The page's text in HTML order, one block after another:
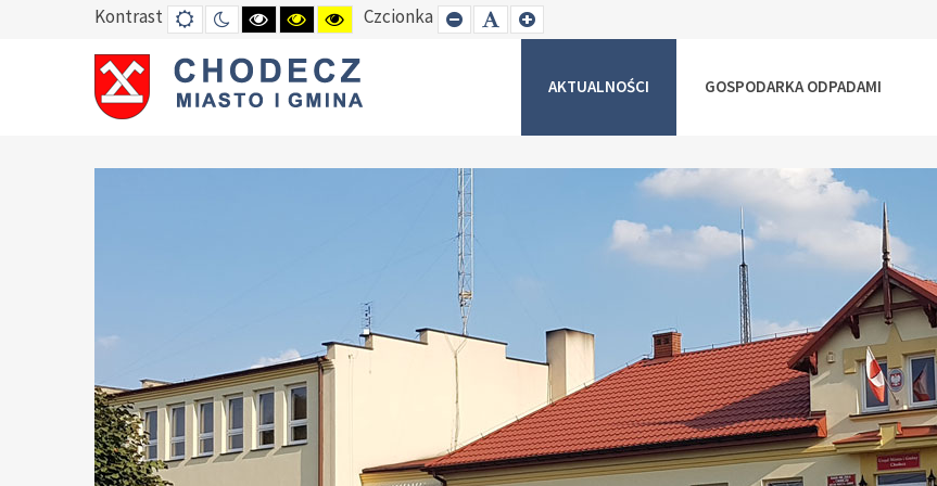
Kontrast DEFAULT
MODE
TRYB
NOCNY
HIGH
CONTRAST
BLACK
WHITE
MODE
HIGH
CONTRAST
BLACK
YELLOW
MODE
HIGH
CONTRAST
YELLOW
BLACK
MODE
Czcionka SET
SMALLER
SET
DEFAULT
SET
LARGER
AKTUALNOŚCI GOSPODARKA ODPADAMI